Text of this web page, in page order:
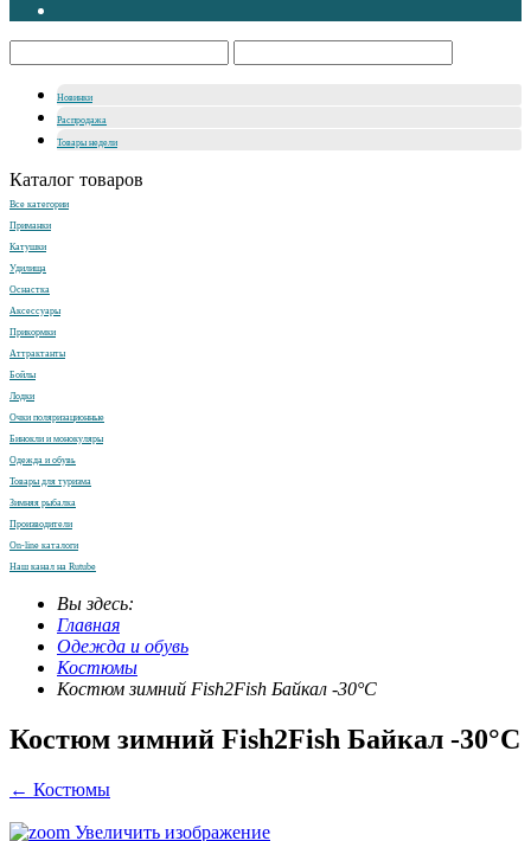
Новинки
Распродажа
Товары недели
Каталог товаров
Все категории
Приманки
Катушки
Удилища
Оснастка
Аксессуары
Прикормки
Аттрактанты
Бойлы
Лодки
Очки поляризационные
Бинокли и монокуляры
Одежда и обувь
Товары для туризма
Зимняя рыбалка
Производители
On-line каталоги
Наш канал на Rutube
Вы здесь:
Главная
Одежда и обувь
Костюмы
Костюм зимний Fish2Fish Байкал -30°С
Костюм зимний Fish2Fish Байкал -30°С
← Костюмы
Увеличить изображение